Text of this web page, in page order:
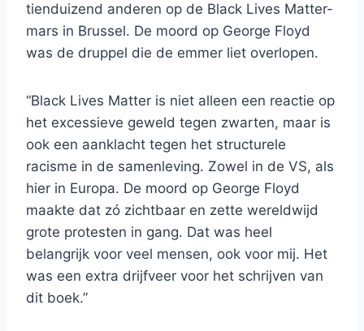
tienduizend anderen op de Black Lives Matter-
mars in Brussel. De moord op George Floyd
was de druppel die de emmer liet overlopen.
“Black Lives Matter is niet alleen een reactie op
het excessieve geweld tegen zwarten, maar is
ook een aanklacht tegen het structurele
racisme in de samenleving. Zowel in de VS, als
hier in Europa. De moord op George Floyd
maakte dat zó zichtbaar en zette wereldwijd
grote protesten in gang. Dat was heel
belangrijk voor veel mensen, ook voor mij. Het
was een extra drijfveer voor het schrijven van
dit boek.”